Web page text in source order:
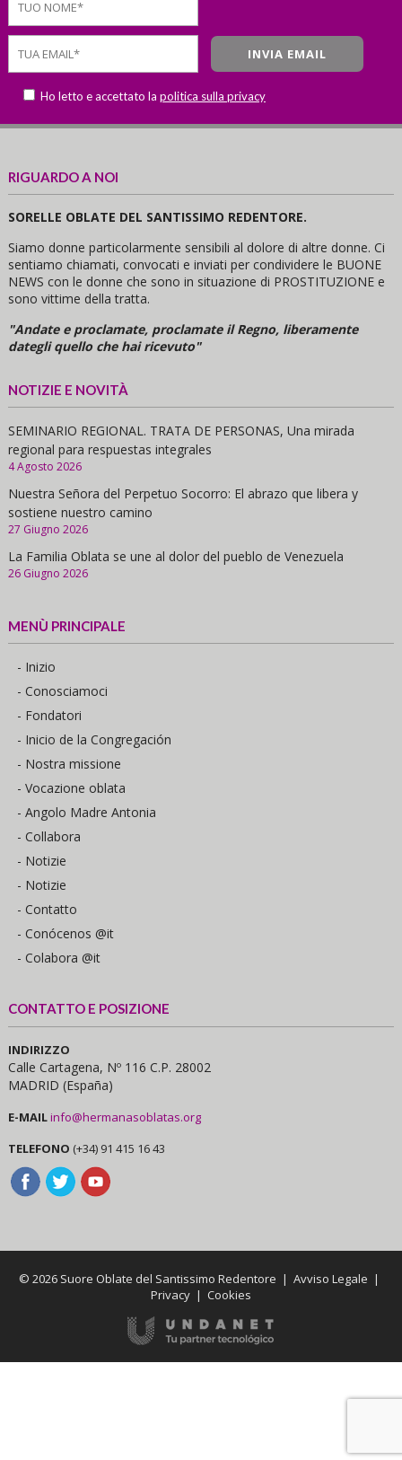
Ho letto e accettato la politica sulla privacy
RIGUARDO A NOI
SORELLE OBLATE DEL SANTISSIMO REDENTORE.
Siamo donne particolarmente sensibili al dolore di altre donne. Ci
sentiamo chiamati, convocati e inviati per condividere le BUONE
NEWS con le donne che sono in situazione di PROSTITUZIONE e
sono vittime della tratta.
"Andate e proclamate, proclamate il Regno, liberamente
dategli quello che hai ricevuto"
NOTIZIE E NOVITÀ
SEMINARIO REGIONAL. TRATA DE PERSONAS, Una mirada
regional para respuestas integrales
4 Agosto 2026
Nuestra Señora del Perpetuo Socorro: El abrazo que libera y
sostiene nuestro camino
27 Giugno 2026
La Familia Oblata se une al dolor del pueblo de Venezuela
26 Giugno 2026
MENÙ PRINCIPALE
- Inizio
- Conosciamoci
- Fondatori
- Inicio de la Congregación
- Nostra missione
- Vocazione oblata
- Angolo Madre Antonia
- Collabora
- Notizie
- Notizie
- Contatto
- Conócenos @it
- Colabora @it
CONTATTO E POSIZIONE
INDIRIZZO
Calle Cartagena, Nº 116 C.P. 28002
MADRID (España)
E-MAILinfo@hermanasoblatas.org
TELEFONO (+34) 91 415 16 43
© 2026 Suore Oblate del Santissimo Redentore |Avviso Legale |
Privacy| Cookies